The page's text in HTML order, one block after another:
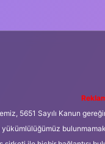
5651 Sayılı Kanun
yükümlülüğümüz